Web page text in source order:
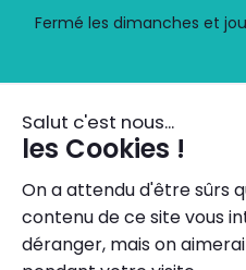
Fermé les dimanches et
Horaires, itinéraires, titres
info trafic.